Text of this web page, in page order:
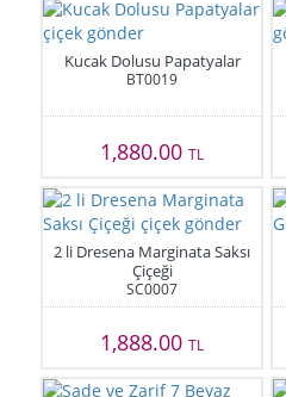
Kucak Dolusu Papatyalar
BT0019
1,880.00TL
2 li Dresena Marginata Saksı
Çiçeği
SC0007
1,888.00TL